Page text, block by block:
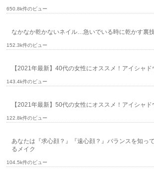
650.8k件のビュー
なかなか乾かないネイル…急いでいる時に乾かす裏技
152.3k件のビュー
【2021年最新】40代の女性にオススメ！アイシャ
143.4k件のビュー
【2021年最新】50代の女性にオススメ！アイシャ
122.8k件のビュー
あなたは『求心顔？』『遠心顔？』バランスを知っ
るメイク
104.5k件のビュー